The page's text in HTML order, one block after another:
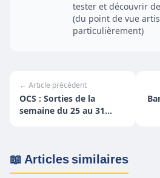
tester et découvrir
(du point de vue
particulièrement)
← Article précédent
OCS : Sorties de la
semaine du 25 au 31
📖 Articles similaires